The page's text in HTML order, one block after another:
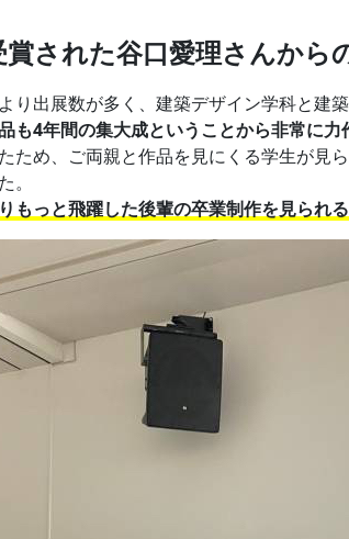
された谷口愛理さんから
り出展数が多く、建築デザイン学科と建
も4年間の集大成ということから非常に力
ため、ご両親と作品を見にくる学生が見
。
もっと飛躍した後輩の卒業制作を見られ